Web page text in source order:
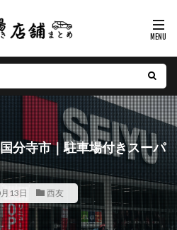
分寺市｜駐車場付きスーパ
13日 西友
岩手県 宮城県
秋田県
茨城県 栃木県
群馬県
東京都 神奈川県
新潟県
富山県 石川県
福井県
愛知県 三重県
滋賀県
兵庫県 奈良県
和歌山県